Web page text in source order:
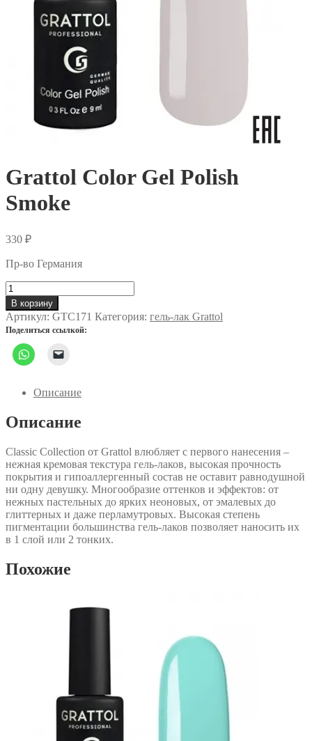
Grattol Color Gel Polish
Smoke
330 ₽
Пр-во Германия
Количество
товара
Grattol
Color
Gel
Polish
Smoke
В корзину
Артикул: GTC171 Категория: гель-лак Grattol
Поделиться ссылкой:
Описание
Описание
Classic Collection от Grattol влюбляет с первого нанесения –
нежная кремовая текстура гель-лаков, высокая прочность
покрытия и гипоаллергенный состав не оставит равнодушной
ни одну девушку. Многообразие оттенков и эффектов: от
нежных пастельных до ярких неоновых, от эмалевых до
глиттерных и даже перламутровых. Высокая степень
пигментации большинства гель-лаков позволяет наносить их
в 1 слой или 2 тонких.
Похожие